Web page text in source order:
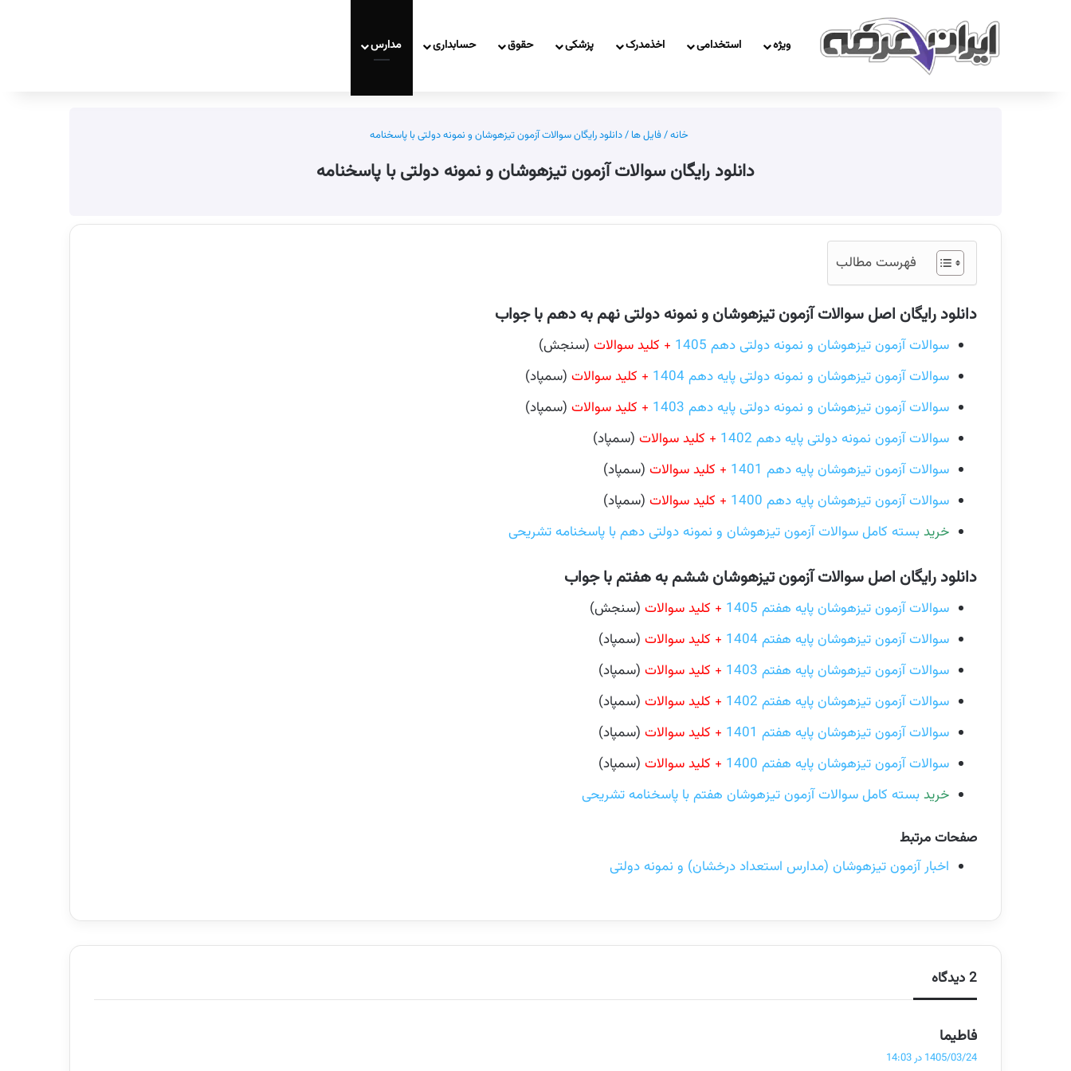
ویژه استخدامی اخذمدرک پزشکی حقوق حسابداری مدارس
خانه/فایل ها /دانلود رایگان سوالات آزمون تیزهوشان و نمونه دولتی با پاسخنامه
دانلود رایگان سوالات آزمون تیزهوشان و نمونه دولتی با پاسخنامه
فهرست مطالب
دانلود رایگان اصل سوالات آزمون تیزهوشان و نمونه دولتی نهم به دهم با جواب
سوالات آزمون تیزهوشان و نمونه دولتی دهم 1405 + کلید سوالات (سنجش)
سوالات آزمون تیزهوشان و نمونه دولتی پایه دهم 1404
+ کلید سوالات (سمپاد)
سوالات آزمون تیزهوشان و نمونه دولتی پایه دهم 1403
+ کلید سوالات (سمپاد)
سوالات آزمون نمونه دولتی پایه دهم 1402
+ کلید سوالات (سمپاد)
سوالات آزمون تیزهوشان پایه دهم 1401
+ کلید سوالات (سمپاد)
سوالات آزمون تیزهوشان پایه دهم 1400
+ کلید سوالات (سمپاد)
خریدبسته کامل سوالات آزمون تیزهوشان و نمونه دولتی دهم با پاسخنامه تشریحی
دانلود رایگان اصل سوالات آزمون تیزهوشان ششم به هفتم با جواب
سوالات آزمون تیزهوشان پایه هفتم 1405 + کلید سوالات (سنجش)
سوالات آزمون تیزهوشان پایه هفتم 1404
+ کلید سوالات (سمپاد)
سوالات آزمون تیزهوشان پایه هفتم 1403
+ کلید سوالات (سمپاد)
سوالات آزمون تیزهوشان پایه هفتم 1402
+ کلید سوالات (سمپاد)
سوالات آزمون تیزهوشان پایه هفتم 1401
+ کلید سوالات (سمپاد)
سوالات آزمون تیزهوشان پایه هفتم 1400
+ کلید سوالات (سمپاد)
خریدبسته کامل سوالات آزمون تیزهوشان هفتم با پاسخنامه تشریحی
صفحات مرتبط
اخبار آزمون تیزهوشان (مدارس استعداد درخشان) و نمونه دولتی
2 دیدگاه
فاطیما
ف
1405/03/24 در 14:03